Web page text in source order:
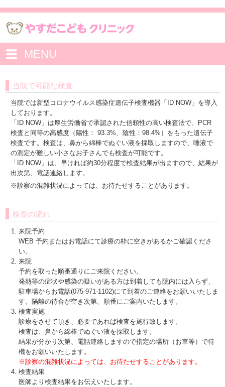
MENU
当院で可能な検査
当院では新型コロナウイルス感染症遺伝子検査機器「ID NOW」を導入
しております。
「ID NOW」は厚生労働省で承認された信頼性の高い検査法で、PCR
検査と同等の高感度（陽性： 93.3%、陰性：98.4%）をもった遺伝子
検査です。検査は、鼻から綿棒でぬぐい液を採取しますので、唾液で
の測定が難しい小さなお子さんでも検査が可能です。
「ID NOW」は、早ければ約30分程度で検査結果が出ますので、結果が
出次第、電話連絡します。
※診察の混雑状況によっては、お待たせすることがあります。
検査の流れ
来院予約
WEB 予約またはお電話にて診療の枠に空きがあるかご確認くださ
い。
来院
予約を取った順番通りにご来院ください。
発熱等の症状や感染の疑いがある方は到着しても院内には入らず、
駐車場からお電話(075-971-1102)にて到着のご連絡をお願いいたしま
す。隔離の待合が空き次第、順番にご案内いたします。
検査実施
診療をさせて頂き、必要であれば検査を施行致します。
検査は、鼻から綿棒でぬぐい液を採取します。
結果が分かり次第、電話連絡しますので指定の場所（お車等）で待
機をお願いいたします。
※診察の混雑状況によっては、お待たせすることがあります。
検査結果
医師より検査結果をお伝えいたします。